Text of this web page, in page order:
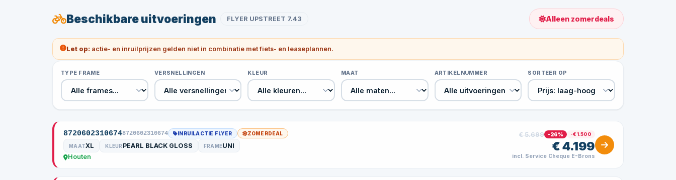
Beschikbare uitvoeringen FLYER UPSTREET 7.43 Alleen zomerdeals
Let op: actie- en inruilprijzen gelden niet in combinatie met fiets- en leaseplannen.
TYPE FRAME VERSNELLINGEN KLEUR MAAT ARTIKELNUMMER SORTEER OP
87206023106748720602310674 INRUILACTIE FLYER ZOMERDEAL
MAATXL KLEUR PEARL BLACK GLOSS FRAMEUNI
Houten
€ 5.699 -26% -€ 1.500
€ 4.199
incl. Service Cheque E-Brons